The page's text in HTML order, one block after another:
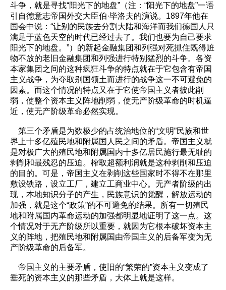
斗争，就是寻找“阳光下的地盘”（注：“阳光下的地盘”一语
引自德意志帝国外交大臣伯·毕洛夫的演说。1897年他在
国会中说：“让别的民族去分割大陆和海洋而我们德国人只
满足于蓝色天空的时代已经过去了。我们也要为自己要求
阳光下的地盘。”）的新起金融集团和列强对死抓住既得赃
物不放的老旧金融集团和列强进行特别猛烈的斗争。各资
本家集团之间的这种疯狂斗争的特点就在于它包含有帝国
主义战争，为夺取别国领土而进行的战争这一不可避免的
因素。而这个情况的特点又在于它使帝国主义者彼此削
弱，使整个资本主义阵地削弱，使无产阶级革命的时机逼
近，使无产阶级革命必然实现。
第三个矛盾是为数极少的占统治地位的“文明”民族和世
界上十多亿殖民地和附属国人民之间的矛盾。帝国主义就
是对极广大的殖民地和附属国内十多亿居民施行最无耻的
剥削和最残忍的压迫。榨取超额利润就是这种剥削和压迫
的目的。可是，帝国主义在剥削这些国家时不得不在那里
敷设铁路，设立工厂，建立工商业中心。无产者阶级的出
现，本地知识分子的产生，民族意识的觉醒，解放运动的
加强，就是这个“政策”的不可避免的结果。所有一切殖民
地和附属国内革命运动的加强都明显地证明了这一点。这
个情况对于无产阶级所以重要，就因为它根本破坏资本主
义的阵地，把殖民地和附属国由帝国主义的后备军变为无
产阶级革命的后备军。
帝国主义的主要矛盾，使旧的“繁荣的”资本主义变成了
垂死的资本主义的那些矛盾，大体上就是这样。